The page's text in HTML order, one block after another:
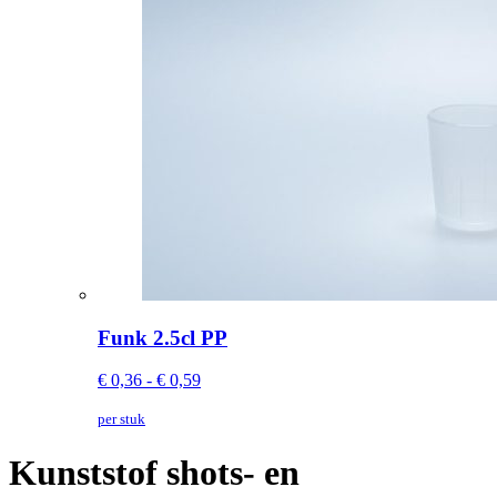
Funk 2.5cl PP
€ 0,36 - € 0,59
per stuk
Kunststof shots- en